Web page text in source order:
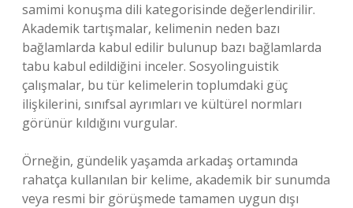
samimi konuşma dili kategorisinde değerlendirilir.
Akademik tartışmalar, kelimenin neden bazı
bağlamlarda kabul edilir bulunup bazı bağlamlarda
tabu kabul edildiğini inceler. Sosyolinguistik
çalışmalar, bu tür kelimelerin toplumdaki güç
ilişkilerini, sınıfsal ayrımları ve kültürel normları
görünür kıldığını vurgular.
Örneğin, gündelik yaşamda arkadaş ortamında
rahatça kullanılan bir kelime, akademik bir sunumda
veya resmi bir görüşmede tamamen uygun dışı